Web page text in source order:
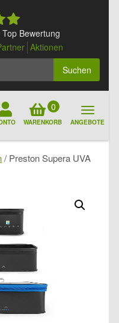
Bewertung
Aktionen
Suchen
0
WARENKORB ANGEBOTE
/ Preston Supera UVA